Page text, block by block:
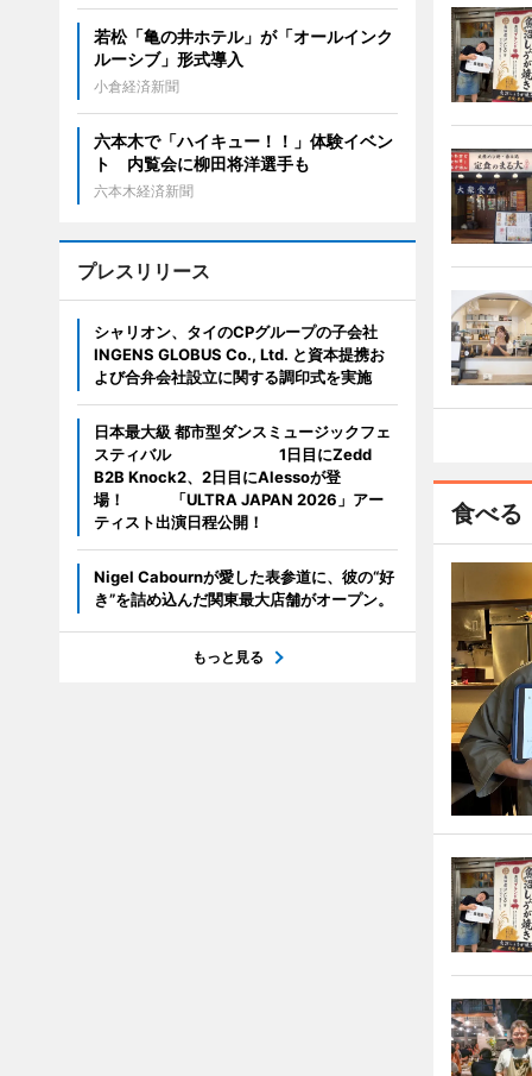
食べる
若松「亀の井ホテル」が「オールインク
ルーシブ」形式導入
小倉経済新聞
六本木で「ハイキュー！！」体験イベン
ト 内覧会に柳田将洋選手も
六本木経済新聞
プレスリリース
シャリオン、タイのCPグループの子会社
INGENS GLOBUS Co., Ltd. と資本提携お
よび合弁会社設立に関する調印式を実施
日本最大級 都市型ダンスミュージックフェ
スティバル 1日目にZedd
B2B Knock2、2日目にAlessoが登
場！ 「ULTRA JAPAN 2026」アー
ティスト出演日程公開！
Nigel Cabournが愛した表参道に、彼の“好
き”を詰め込んだ関東最大店舗がオープン。
もっと見る